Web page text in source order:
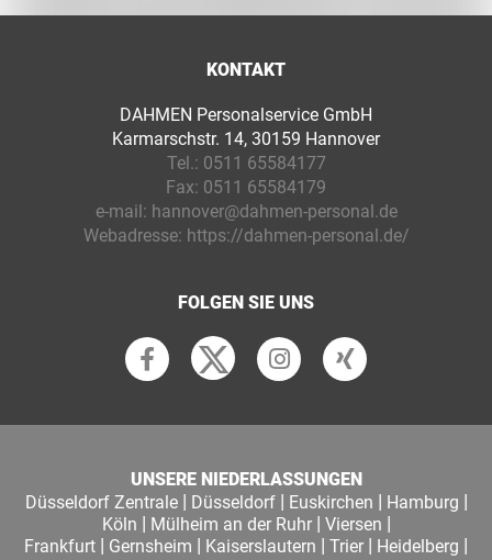
KONTAKT
DAHMEN Personalservice GmbH
Karmarschstr. 14, 30159 Hannover
Tel.: 0511 65584177
Fax: 0511 65584179
e-mail: hannover@dahmen-personal.de
Webadresse: https://dahmen-personal.de/
FOLGEN SIE UNS
UNSERE NIEDERLASSUNGEN
Düsseldorf Zentrale| Düsseldorf| Euskirchen | Hamburg |
Köln | Mülheim an der Ruhr| Viersen |
Frankfurt | Gernsheim | Kaiserslautern | Trier | Heidelberg |